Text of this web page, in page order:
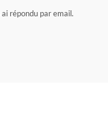
répondu par email.